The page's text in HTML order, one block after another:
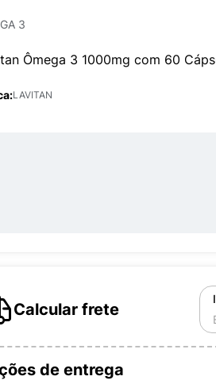
3
Ômega 3 1000mg com 60
LAVITAN
Calcular frete
de entrega